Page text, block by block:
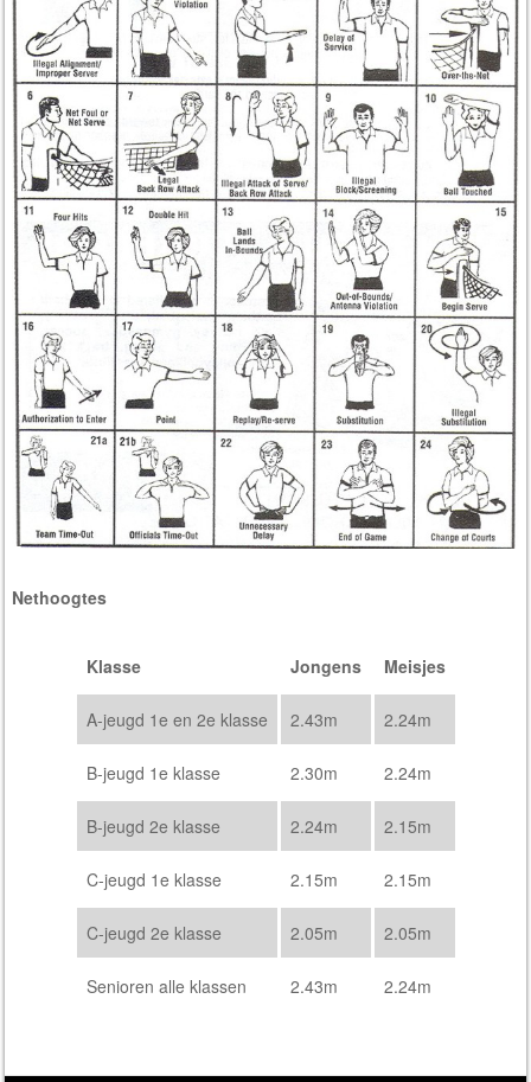
Nethoogtes
Klasse Jongens Meisjes
A-jeugd 1e en 2e klasse 2.43m 2.24m
B-jeugd 1e klasse 2.30m 2.24m
B-jeugd 2e klasse 2.24m 2.15m
C-jeugd 1e klasse 2.15m 2.15m
C-jeugd 2e klasse 2.05m 2.05m
Senioren alle klassen 2.43m 2.24m